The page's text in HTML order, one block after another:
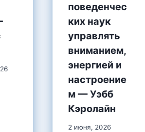
поведенчес
ких наук
управлять
вниманием,
энергией и
настроение
м — Уэбб
Кэролайн
2 июня, 2026